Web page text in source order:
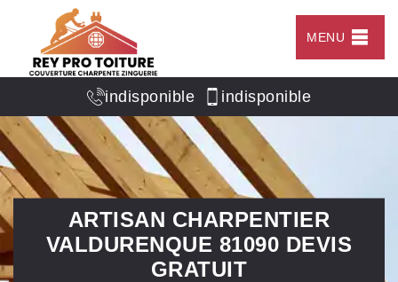
MENU
indisponible indisponible
ARTISAN CHARPENTIER
VALDURENQUE 81090 DEVIS
GRATUIT